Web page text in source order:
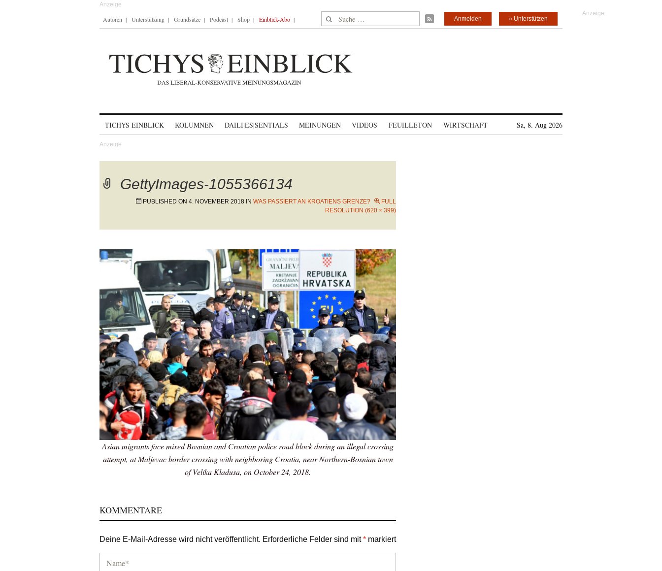
Autoren Unterstützung Grundsätze Podcast Shop Einblick-Abo Suche nach: » Unterstützen
Anmelden
TICHYS EINBLICK KOLUMNEN DAILI|ES|SENTIALS MEINUNGEN VIDEOS FEUILLETON WIRTSCHAFT Sa, 8. Aug 2026
GettyImages-1055366134
PUBLISHED ON 4. NOVEMBER 2018 IN WAS PASSIERT AN KROATIENS GRENZE?
FULL
RESOLUTION (620 × 399)
Asian migrants face mixed Bosnian and Croatian police road block during an illegal crossing
attempt, at Maljevac border crossing with neighboring Croatia, near Northern-Bosnian town
of Velika Kladusa, on October 24, 2018.
KOMMENTARE
Deine E-Mail-Adresse wird nicht veröffentlicht. Erforderliche Felder sind mit* markiert